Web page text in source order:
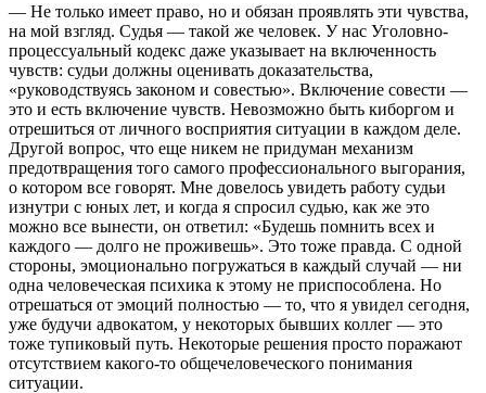
— Не только имеет право, но и обязан проявлять эти чувства,
на мой взгляд. Судья — такой же человек. У нас Уголовно-
процессуальный кодекс даже указывает на включенность
чувств: судьи должны оценивать доказательства,
«руководствуясь законом и совестью». Включение совести —
это и есть включение чувств. Невозможно быть киборгом и
отрешиться от личного восприятия ситуации в каждом деле.
Другой вопрос, что еще никем не придуман механизм
предотвращения того самого профессионального выгорания,
о котором все говорят. Мне довелось увидеть работу судьи
изнутри с юных лет, и когда я спросил судью, как же это
можно все вынести, он ответил: «Будешь помнить всех и
каждого — долго не проживешь». Это тоже правда. С одной
стороны, эмоционально погружаться в каждый случай — ни
одна человеческая психика к этому не приспособлена. Но
отрешаться от эмоций полностью — то, что я увидел сегодня,
уже будучи адвокатом, у некоторых бывших коллег — это
тоже тупиковый путь. Некоторые решения просто поражают
отсутствием какого-то общечеловеческого понимания
ситуации.